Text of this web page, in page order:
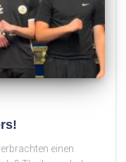
einen